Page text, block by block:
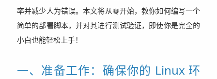
率并减少人为错误。本文将从零开始，教你如何编写一个
简单的部署脚本，并对其进行测试验证，即使你是完全的
小白也能轻松上手！
一、准备工作：确保你的 Linux 环